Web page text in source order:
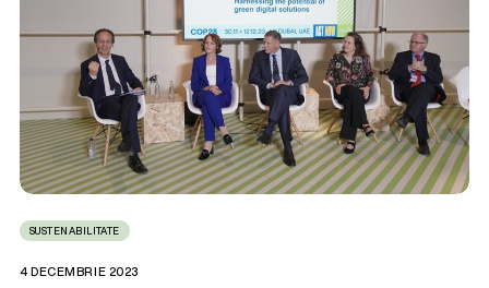
SUSTENABILITATE
4 DECEMBRIE 2023